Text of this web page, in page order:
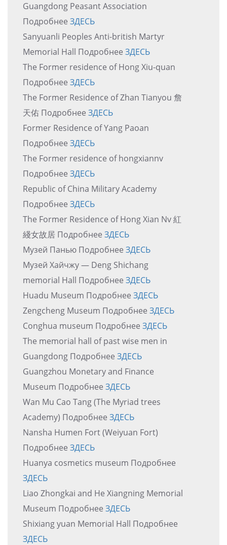
Guangdong Peasant Association
Подробнее ЗДЕСЬ
Sanyuanli Peoples Anti-british Martyr
Memorial Hall Подробнее ЗДЕСЬ
The Former residence of Hong Xiu-quan
Подробнее ЗДЕСЬ
The Former Residence of Zhan Tianyou 詹
天佑 Подробнее ЗДЕСЬ
Former Residence of Yang Paoan
Подробнее ЗДЕСЬ
The Former residence of hongxiannv
Подробнее ЗДЕСЬ
Republic of China Military Academy
Подробнее ЗДЕСЬ
The Former Residence of Hong Xian Nv 紅
綫女故居 Подробнее ЗДЕСЬ
Музей Панью Подробнее ЗДЕСЬ
Музей Хайчжу — Deng Shichang
memorial Hall Подробнее ЗДЕСЬ
Huadu Museum Подробнее ЗДЕСЬ
Zengcheng Museum Подробнее ЗДЕСЬ
Conghua museum Подробнее ЗДЕСЬ
The memorial hall of past wise men in
Guangdong Подробнее ЗДЕСЬ
Guangzhou Monetary and Finance
Museum Подробнее ЗДЕСЬ
Wan Mu Cao Tang (The Myriad trees
Academy) Подробнее ЗДЕСЬ
Nansha Humen Fort (Weiyuan Fort)
Подробнее ЗДЕСЬ
Huanya cosmetics museum Подробнее
ЗДЕСЬ
Liao Zhongkai and He Xiangning Memorial
Museum Подробнее ЗДЕСЬ
Shixiang yuan Memorial Hall Подробнее
ЗДЕСЬ